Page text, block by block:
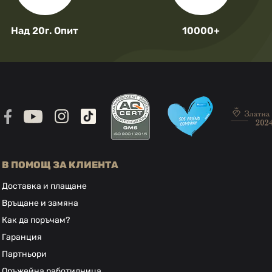
Над 20г. Опит 10000+
В ПОМОЩ ЗА КЛИЕНТА
Доставка и плащане
Връщане и замяна
Как да поръчам?
Гаранция
Партньори